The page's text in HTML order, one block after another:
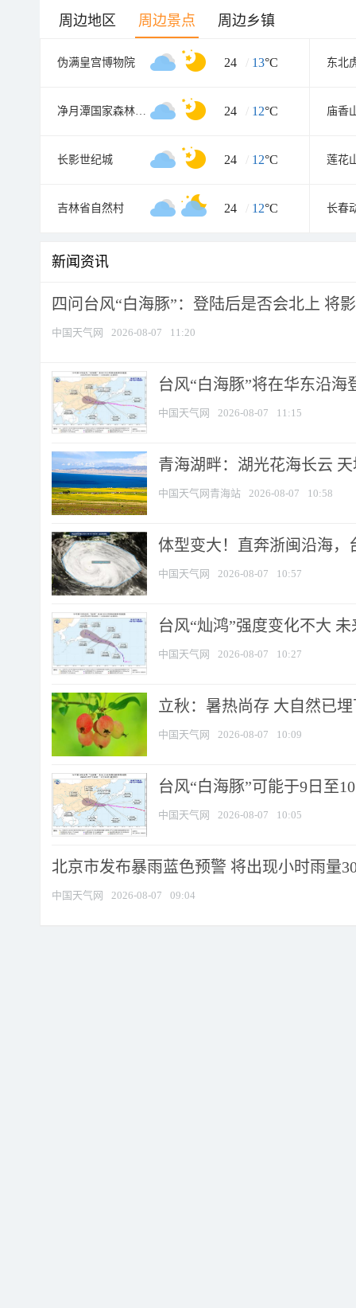
周边地区 周边景点 周边乡镇
伪满皇宫博物院 24 / 13°C 东北
净月潭国家森林公园 24 / 12°C 庙香
长影世纪城 24 / 12°C 莲花
吉林省自然村 24 / 12°C 长春
新闻资讯
四问台风“白海豚”：登陆后是否会北上 将
中国天气网 2026-08-07 11:20
台风“白海豚”将在华东沿
中国天气网 2026-08-07 11:15
青海湖畔：湖光花海长云
中国天气网青海站 2026-08-07 10:58
体型变大！直奔浙闽沿海，
中国天气网 2026-08-07 10:57
台风“灿鸿”强度变化不大
中国天气网 2026-08-07 10:27
立秋：暑热尚存 大自然已
中国天气网 2026-08-07 10:09
台风“白海豚”可能于9日至
中国天气网 2026-08-07 10:05
北京市发布暴雨蓝色预警 将出现小时雨量
中国天气网 2026-08-07 09:04